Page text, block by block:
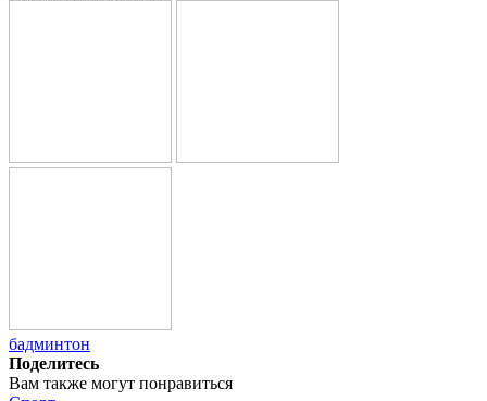
бадминтон
Поделитесь
Вам также могут понравиться